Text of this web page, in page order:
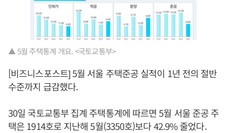
▲ 5월 주택통계 개요. <국토교통부>
[비즈니스포스트] 5월 서울 주택준공 실적이 1년 전의 절반
수준까지 급감했다.
30일 국토교통부 집계 주택통계에 따르면 5월 서울 준공 주
택은 1914호로 지난해 5월(3350호)보다 42.9% 줄었다.